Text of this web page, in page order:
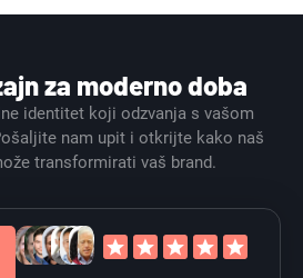
za moderno doba
identitet koji odzvanja s vašom
nam upit i otkrijte kako naš
transformirati vaš brand.